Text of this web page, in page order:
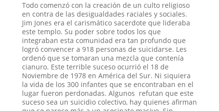
Todo comenzó con la creación de un culto religioso
en contra de las desigualdades raciales y sociales.
Jim Jones era el carismático sacerdote que lideraba
este templo. Su poder sobre todos los que
integraban esta comunidad era tan profundo que
logró convencer a 918 personas de suicidarse. Les
ordenó que se tomaran una mezcla que contenía
cianuro. Este terrible suceso ocurrió el 18 de
Noviembre de 1978 en América del Sur. Ni siquiera
la vida de los 300 infantes que se encontraban en el
lugar fueron perdonadas. Algunos refutan que este
suceso sea un suicidio colectivo, hay quienes afirman